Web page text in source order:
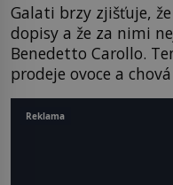
Galati brzy zjišťuje,
dopisy a že za nimi
Benedetto Carollo.
prodeje ovoce a
Reklama